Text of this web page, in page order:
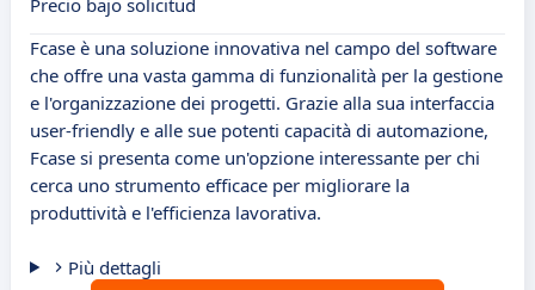
Precio bajo solicitud
Fcase è una soluzione innovativa nel campo del software
che offre una vasta gamma di funzionalità per la gestione
e l'organizzazione dei progetti. Grazie alla sua interfaccia
user-friendly e alle sue potenti capacità di automazione,
Fcase si presenta come un'opzione interessante per chi
cerca uno strumento efficace per migliorare la
produttività e l'efficienza lavorativa.
Più dettagli